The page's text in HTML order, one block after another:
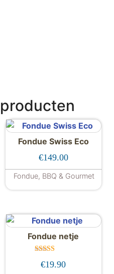
Fondue Swiss Eco
€149.00
Fondue, BBQ & Gourmet
Fondue netje
d
€19.90